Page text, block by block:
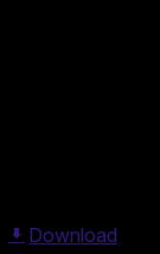
Download